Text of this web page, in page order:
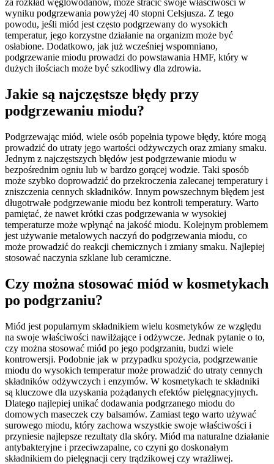
za rozkład węglowodanów, może stracić swoje właściwości w
wyniku podgrzewania powyżej 40 stopni Celsjusza. Z tego
powodu, jeśli miód jest często podgrzewany do wysokich
temperatur, jego korzystne działanie na organizm może być
osłabione. Dodatkowo, jak już wcześniej wspomniano,
podgrzewanie miodu prowadzi do powstawania HMF, który w
dużych ilościach może być szkodliwy dla zdrowia.
Jakie są najczęstsze błędy przy
podgrzewaniu miodu?
Podgrzewając miód, wiele osób popełnia typowe błędy, które mogą
prowadzić do utraty jego wartości odżywczych oraz zmiany smaku.
Jednym z najczęstszych błędów jest podgrzewanie miodu w
bezpośrednim ogniu lub w bardzo gorącej wodzie. Taki sposób
może szybko doprowadzić do przekroczenia zalecanej temperatury i
zniszczenia cennych składników. Innym powszechnym błędem jest
długotrwałe podgrzewanie miodu bez kontroli temperatury. Warto
pamiętać, że nawet krótki czas podgrzewania w wysokiej
temperaturze może wpłynąć na jakość miodu. Kolejnym problemem
jest używanie metalowych naczyń do podgrzewania miodu, co
może prowadzić do reakcji chemicznych i zmiany smaku. Najlepiej
stosować naczynia szklane lub ceramiczne.
Czy można stosować miód w kosmetykach
po podgrzaniu?
Miód jest popularnym składnikiem wielu kosmetyków ze względu
na swoje właściwości nawilżające i odżywcze. Jednak pytanie o to,
czy można stosować miód po jego podgrzaniu, budzi wiele
kontrowersji. Podobnie jak w przypadku spożycia, podgrzewanie
miodu do wysokich temperatur może prowadzić do utraty cennych
składników odżywczych i enzymów. W kosmetykach te składniki
są kluczowe dla uzyskania pożądanych efektów pielęgnacyjnych.
Dlatego najlepiej unikać dodawania podgrzanego miodu do
domowych maseczek czy balsamów. Zamiast tego warto używać
surowego miodu, który zachowa wszystkie swoje właściwości i
przyniesie najlepsze rezultaty dla skóry. Miód ma naturalne działanie
antybakteryjne i przeciwzapalne, co czyni go doskonałym
składnikiem do pielęgnacji cery trądzikowej czy wrażliwej.